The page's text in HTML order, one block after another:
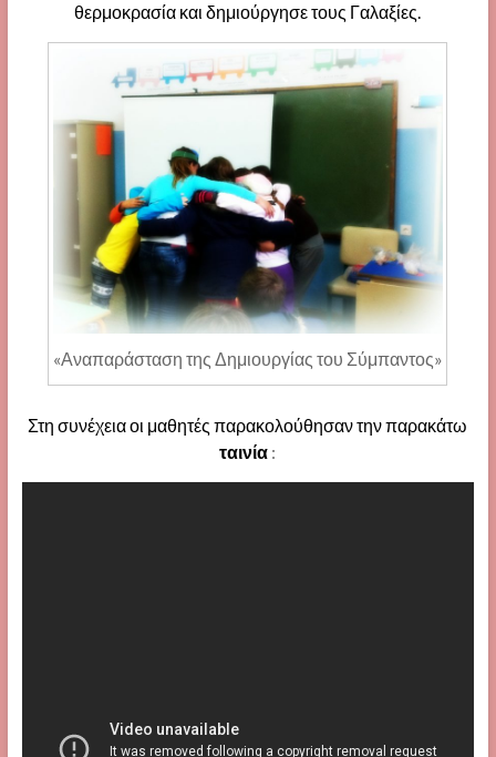
θερμοκρασία και δημιούργησε τους Γαλαξίες.
«Αναπαράσταση της Δημιουργίας του Σύμπαντος»
Στη συνέχεια οι μαθητές παρακολούθησαν την παρακάτω
ταινία :